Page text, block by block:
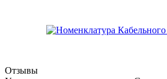
Отзывы